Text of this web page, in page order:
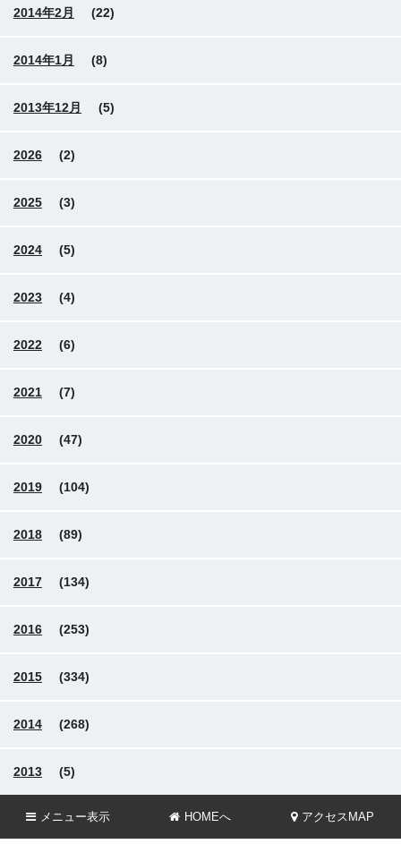
2014年2月 (22)
2014年1月 (8)
2013年12月 (5)
2026 (2)
2025 (3)
2024 (5)
2023 (4)
2022 (6)
2021 (7)
2020 (47)
2019 (104)
2018 (89)
2017 (134)
2016 (253)
2015 (334)
2014 (268)
2013 (5)
メニュー表示 HOMEへ アクセスMAP